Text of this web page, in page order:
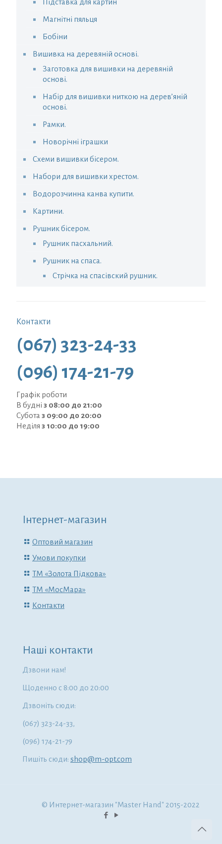
Підставка для картин
Магнітні пяльця
Бобіни
Вишивка на деревяній основі.
Заготовка для вишивки на деревяній
основі.
Набір для вишивки ниткою на дерев’яній
основі.
Рамки.
Новорічні іграшки
Схеми вишивки бісером.
Набори для вишивки хрестом.
Водорозчинна канва купити.
Картини.
Рушник бісером.
Рушник пасхальний.
Рушник на спаса.
Стрічка на спасівский рушник.
Контакти
(067) 323-24-33
(096) 174-21-79
Графік роботи
В будні з 08:00 до 21:00
Субота з 09:00 до 20:00
Неділя з 10:00 до 19:00
Інтернет-магазин
Оптовий магазин
Умови покупки
ТМ «Золота Підкова»
ТМ «МосМара»
Контакти
Наші контакти
Дзвони нам!
Щоденно с 8:00 до 20:00
Дзвоніть сюди:
(067) 323-24-33,
(096) 174-21-79
Пишіть сюди: shop@m-opt.com
© Интернет-магазин "Master Hand" 2015-2022